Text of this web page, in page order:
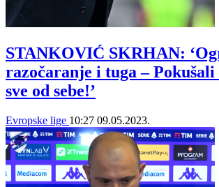
STANKOVIĆ SKRHAN:
razočaranje i tuga – Pokušali
sve od sebe!’
Evropske lige 10:27 09.05.2023.